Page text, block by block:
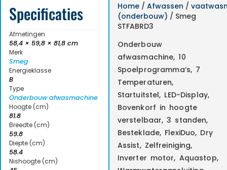
Specificaties
Afmetingen
58,4 × 59,8 × 81,8 cm
Merk
Smeg
Energieklasse
B
Type
Onderbouw afwasmachine
Hoogte (cm)
81.8
Breedte (cm)
59.8
Diepte (cm)
58.4
Nishoogte (cm)
Home/ Afwassen /
(onderbouw) / Smeg
STFABRD3
Onderbouw
afwasmachine, 10
Spoelprogramma’s, 7
Temperaturen,
Startuitstel, LED-Display,
Bovenkorf in hoogte
verstelbaar, 3 standen,
Besteklade, FlexiDuo, Dry
Assist, Zelfreiniging,
Inverter motor, Aquastop,